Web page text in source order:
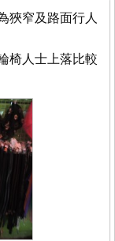
狹窄及路面行人
椅人士上落比較